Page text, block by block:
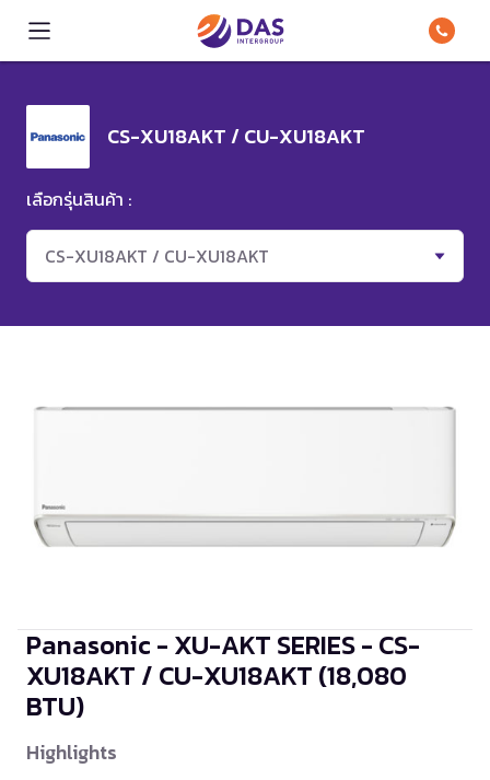
CS-XU18AKT / CU-XU18AKT
เลือกรุ่นสินค้า :
CS-XU18AKT / CU-XU18AKT
Panasonic - XU-AKT SERIES - CS-
XU18AKT / CU-XU18AKT (18,080
BTU)
Highlights